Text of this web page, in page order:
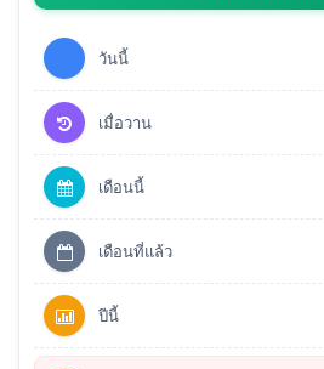
วันนี้
เมื่อวาน
เดือนนี้
เดือนที่แล้ว
ปีนี้